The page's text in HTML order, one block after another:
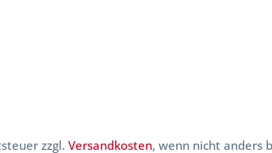
zzgl. Versandkosten, wenn nicht anders